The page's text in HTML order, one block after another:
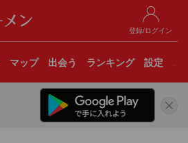
登録/ログイン
マップ 出会う ランキング 設定